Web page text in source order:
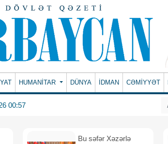
HUMANITAR DÜNYA İDMAN CƏMİYYƏT
00:57
Bu səfər Xəzərlə